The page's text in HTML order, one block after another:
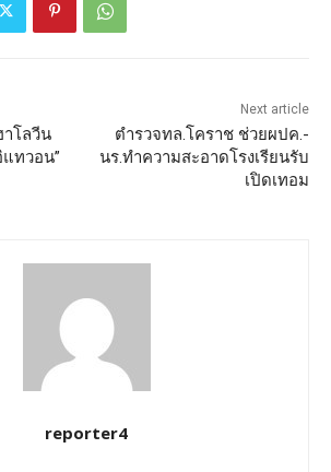
าโลวีน
ทวอน”
Next article
ตำรวจทล.โคราช ช่วยผปค.-
นร.ทำความสะอาดโรงเรียนรับ
เปิดเทอม
reporter4